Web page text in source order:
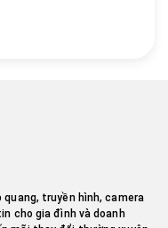
truyền hình, camera
cho gia đình và doanh